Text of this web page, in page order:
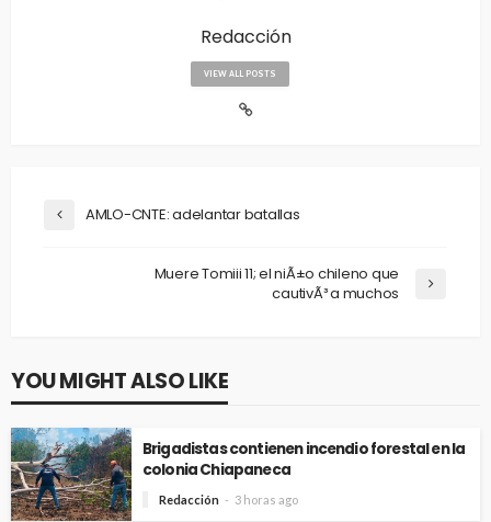
Redacción
VIEW ALL POSTS
AMLO-CNTE: adelantar batallas
Muere Tomiii 11; el niÃ±o chileno que
cautivÃ³ a muchos
YOU MIGHT ALSO LIKE
Brigadistas contienen incendio forestal en la
colonia Chiapaneca
Redacción 3 horas ago